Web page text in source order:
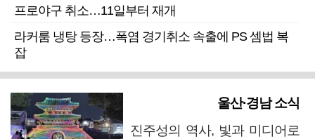
프로야구 취소…11일부터 재개
라커룸 냉탕 등장…폭염 경기취소 속출에 PS 셈법 복
잡
울산·경남 소식
진주성의 역사, 빛과 미디어로